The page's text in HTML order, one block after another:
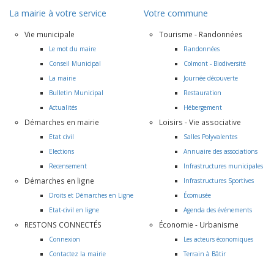
La mairie à votre service
Vie municipale
Le mot du maire
Conseil Municipal
La mairie
Bulletin Municipal
Actualités
Démarches en mairie
Etat civil
Elections
Recensement
Démarches en ligne
Droits et Démarches en Ligne
Etat-civil en ligne
RESTONS CONNECTÉS
Connexion
Contactez la mairie
Votre commune
Tourisme - Randonnées
Randonnées
Colmont - Biodiversité
Journée découverte
Restauration
Hébergement
Loisirs - Vie associative
Salles Polyvalentes
Annuaire des associations
Infrastructures municipales
Infrastructures Sportives
Écomusée
Agenda des événements
Économie - Urbanisme
Les acteurs économiques
Terrain à Bâtir